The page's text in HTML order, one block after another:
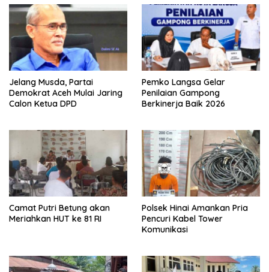
Jelang Musda, Partai
Demokrat Aceh Mulai Jaring
Calon Ketua DPD
Pemko Langsa Gelar
Penilaian Gampong
Berkinerja Baik 2026
Camat Putri Betung akan
Meriahkan HUT ke 81 RI
Polsek Hinai Amankan Pria
Pencuri Kabel Tower
Komunikasi